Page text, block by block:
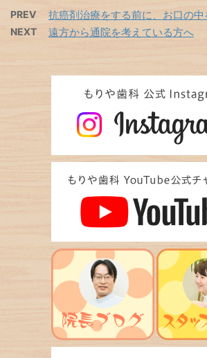
PREV 抗癌剤治療をする前に、お口の
NEXT 遠方から通院を考えている方へ